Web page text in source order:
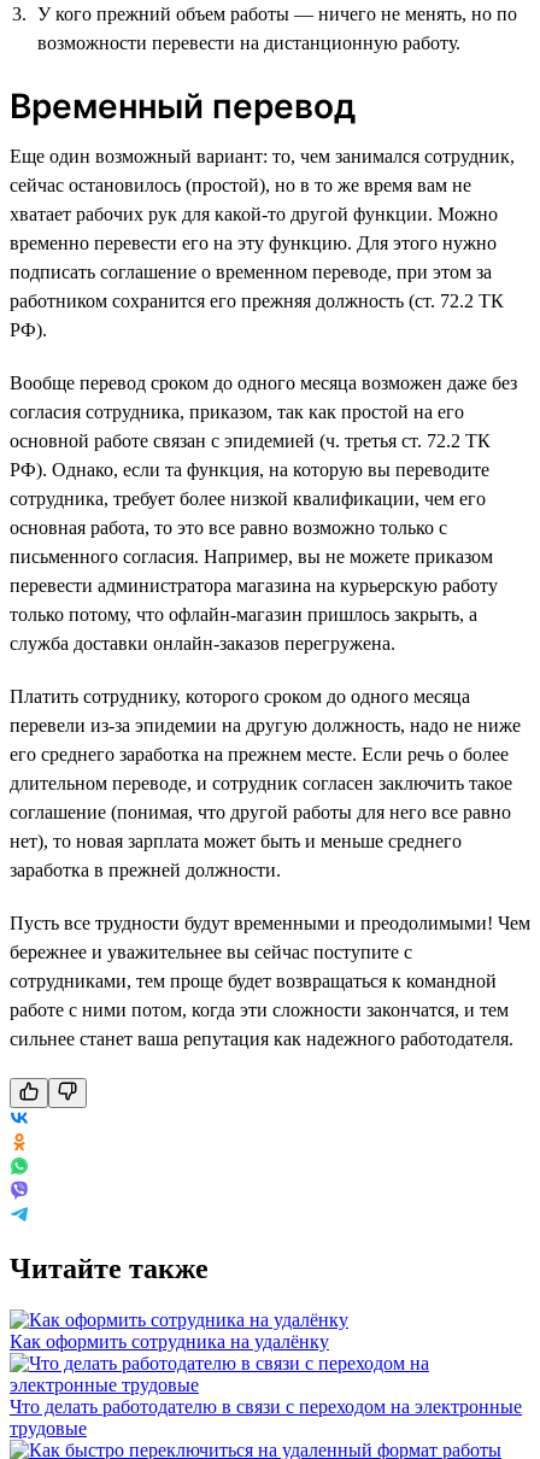
У кого прежний объем работы — ничего не менять, но по
возможности перевести на дистанционную работу.
Временный перевод
Еще один возможный вариант: то, чем занимался сотрудник,
сейчас остановилось (простой), но в то же время вам не
хватает рабочих рук для какой-то другой функции. Можно
временно перевести его на эту функцию. Для этого нужно
подписать соглашение о временном переводе, при этом за
работником сохранится его прежняя должность (ст. 72.2 ТК
РФ).
Вообще перевод сроком до одного месяца возможен даже без
согласия сотрудника, приказом, так как простой на его
основной работе связан с эпидемией (ч. третья ст. 72.2 ТК
РФ). Однако, если та функция, на которую вы переводите
сотрудника, требует более низкой квалификации, чем его
основная работа, то это все равно возможно только с
письменного согласия. Например, вы не можете приказом
перевести администратора магазина на курьерскую работу
только потому, что офлайн-магазин пришлось закрыть, а
служба доставки онлайн-заказов перегружена.
Платить сотруднику, которого сроком до одного месяца
перевели из-за эпидемии на другую должность, надо не ниже
его среднего заработка на прежнем месте. Если речь о более
длительном переводе, и сотрудник согласен заключить такое
соглашение (понимая, что другой работы для него все равно
нет), то новая зарплата может быть и меньше среднего
заработка в прежней должности.
Пусть все трудности будут временными и преодолимыми! Чем
бережнее и уважительнее вы сейчас поступите с
сотрудниками, тем проще будет возвращаться к командной
работе с ними потом, когда эти сложности закончатся, и тем
сильнее станет ваша репутация как надежного работодателя.
Читайте также
Как оформить сотрудника на удалёнку
Что делать работодателю в связи с переходом на электронные
трудовые